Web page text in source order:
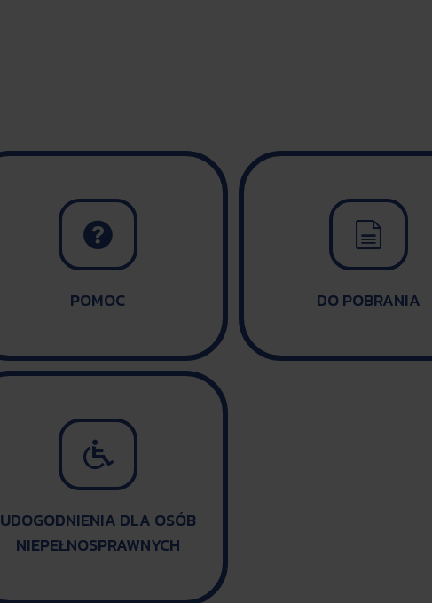

POMOC

DO POBRANIA

UDOGODNIENIA DLA OSÓB
NIEPEŁNOSPRAWNYCH